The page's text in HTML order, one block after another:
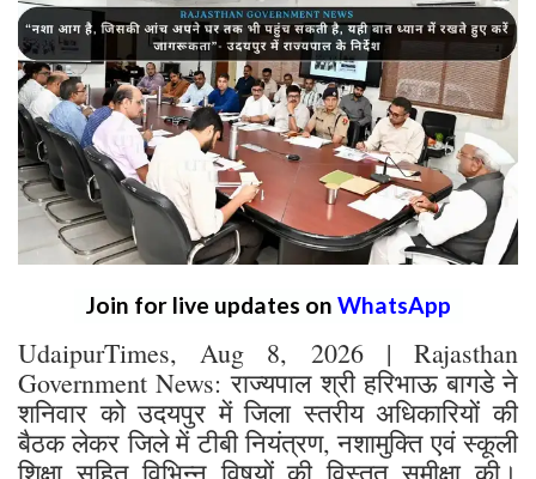
Join for live updates on WhatsApp
UdaipurTimes, Aug 8, 2026 | Rajasthan
Government News: राज्यपाल श्री हरिभाऊ बागडे ने
शनिवार को उदयपुर में जिला स्तरीय अधिकारियों की
बैठक लेकर जिले में टीबी नियंत्रण, नशामुक्ति एवं स्कूली